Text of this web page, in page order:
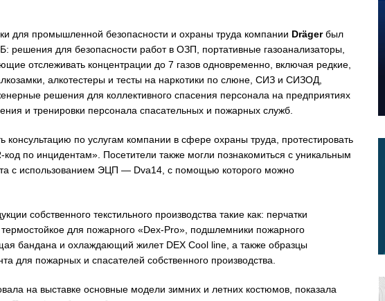
для промышленной безопасности и охраны труда компании Drägerбыл
для безопасности работ в ОЗП, портативные газоанализаторы,
отслеживать концентрации до 7 газов одновременно, включая редкие,
алкотестеры и тесты на наркотики по слюне, СИЗ и СИЗОД,
решения для коллективного спасения персонала на предприятиях
и тренировки персонала спасательных и пожарных служб.
консультацию по услугам компании в сфере охраны труда, протестировать
по инцидентам». Посетители также могли познакомиться с уникальным
с использованием ЭЦП — Dva14, с помощью которого можно
собственного текстильного производства такие как: перчатки
для пожарного «Dex-Pro», подшлемники пожарного
бандана и охлаждающий жилет DEX Cool line, а также образцы
для пожарных и спасателей собственного производства.
на выставке основные модели зимних и летних костюмов, показала